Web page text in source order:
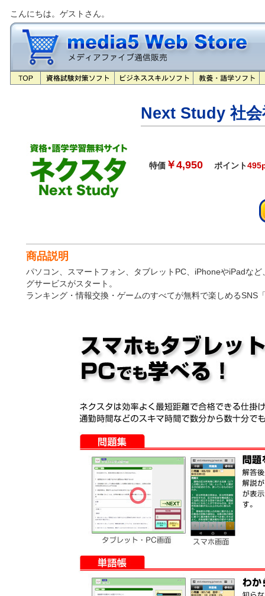
こんにちは。ゲストさん。
Next Study 社
特価 ￥4,950 ポイント
商品説明
パソコン、スマートフォン、タブレットPC、iPhoneやiPadな
グサービスがスタート。
ランキング・情報交換・ゲームのすべてが無料で楽しめるSNS